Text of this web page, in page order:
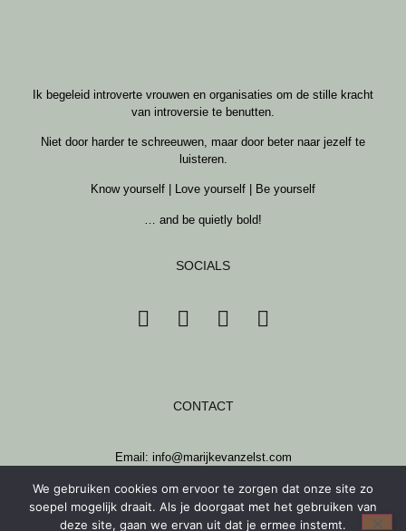
Ik begeleid introverte vrouwen en organisaties om de stille kracht
van introversie te benutten.
Niet door harder te schreeuwen, maar door beter naar jezelf te
luisteren.
Know yourself | Love yourself | Be yourself
… and be quietly bold!
SOCIALS
CONTACT
Email: info@marijkevanzelst.com
We gebruiken cookies om ervoor te zorgen dat onze site zo
soepel mogelijk draait. Als je doorgaat met het gebruiken van
deze site, gaan we ervan uit dat je ermee instemt.